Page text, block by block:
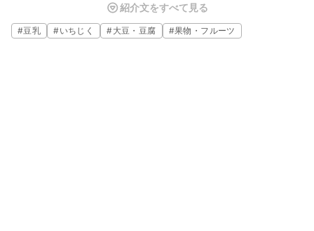
もちろん豆乳の代わりに、牛乳でも美味しく出来上がりますので、ご
自宅にある材料で代用して作ることができます。
紹介文をすべて見る
#豆乳 #いちじく #大豆・豆腐 #果物・フルーツ